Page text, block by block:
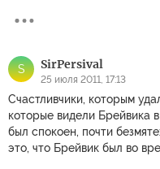
S SirPersival
25 июля 2011, 17:13
Счастливчики, которым
которые видели Брейвика
был спокоен, почти
это, что Брейвик был во